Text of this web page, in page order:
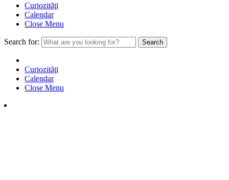
Curiozităţi
Calendar
Close Menu
Search for:
Curiozităţi
Calendar
Close Menu